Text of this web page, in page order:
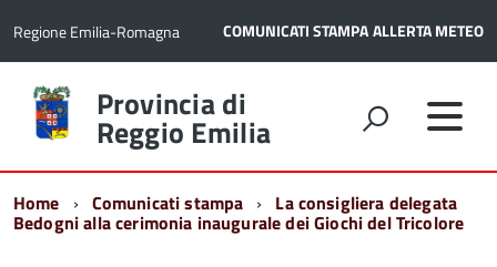
Regione Emilia-Romagna COMUNICATI STAMPAALLERTA METEO
Torna
alla
home
Provincia di
Reggio Emilia
Home Comunicati stampa La consigliera delegata
Bedogni alla cerimonia inaugurale dei Giochi del Tricolore